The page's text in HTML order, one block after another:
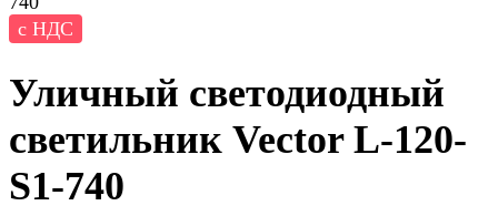
с НДС
Уличный светодиодный
светильник Vector L-120-
S1-740